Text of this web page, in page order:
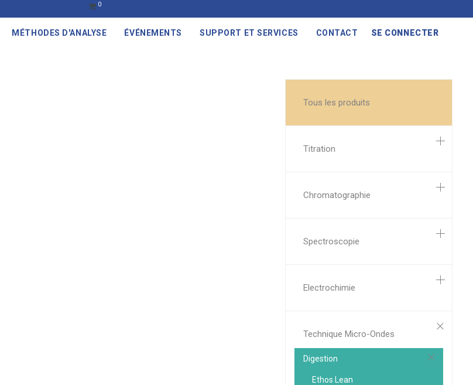
0
MÉTHODES D'ANALYSE ÉVÉNEMENTS SUPPORT ET SERVICES CONTACT SE CONNECTER
Tous les produits
Titration
Chromatographie
Spectroscopie
Electrochimie
Technique Micro-Ondes
Digestion
Ethos Lean